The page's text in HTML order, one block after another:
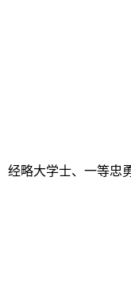
略大学士、一等